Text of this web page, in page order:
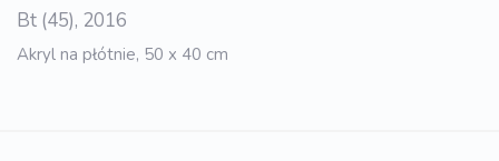
Bt (45), 2016
Akryl na płótnie, 50 x 40 cm